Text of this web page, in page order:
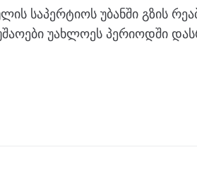
საპერტიოს უბანში გზის
უახლოეს პერიოდში